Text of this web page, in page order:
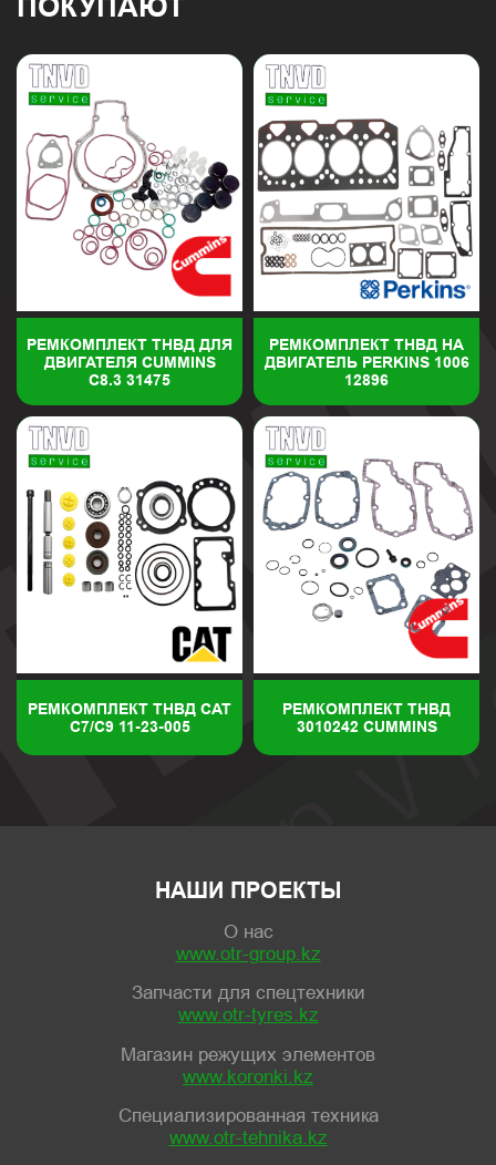
РЕМКОМПЛЕКТ ТНВД ДЛЯ
ДВИГАТЕЛЯ CUMMINS
C8.3 31475
РЕМКОМПЛЕКТ ТНВД НА
ДВИГАТЕЛЬ PERKINS 1006
12896
РЕМКОМПЛЕКТ ТНВД CАТ
C7/C9 11-23-005
РЕМКОМПЛЕКТ ТНВД
3010242 CUMMINS
НАШИ ПРОЕКТЫ
О нас
www.otr-group.kz
Запчасти для спецтехники
www.otr-tyres.kz
Магазин режущих элементов
www.koronki.kz
Специализированная техника
www.otr-tehnika.kz